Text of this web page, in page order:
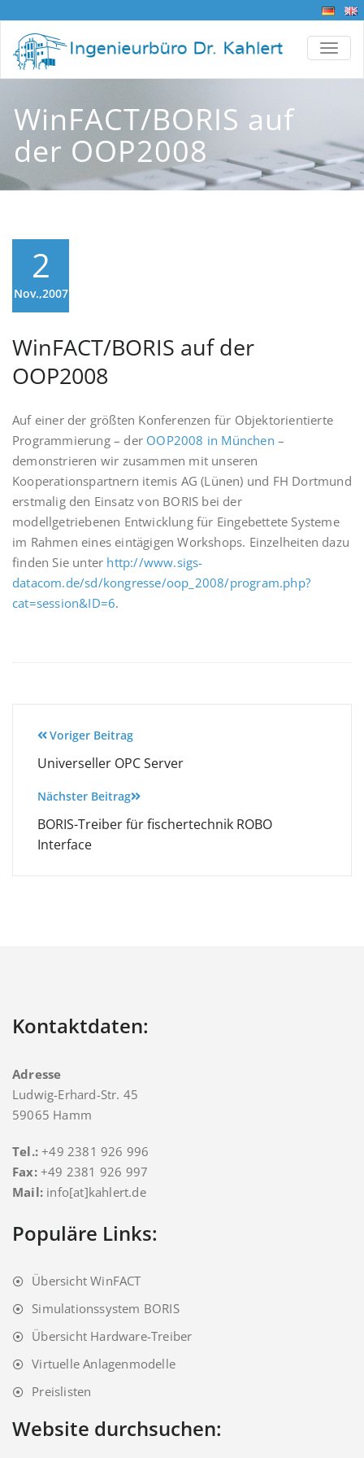
WinFACT/BORIS auf
der OOP2008
2
Nov.,2007
WinFACT/BORIS auf der
OOP2008
Auf einer der größten Konferenzen für Objektorientierte
Programmierung – der OOP2008 in München –
demonstrieren wir zusammen mit unseren
Kooperationspartnern itemis AG (Lünen) und FH Dortmund
erstmalig den Einsatz von BORIS bei der
modellgetriebenen Entwicklung für Eingebettete Systeme
im Rahmen eines eintägigen Workshops. Einzelheiten dazu
finden Sie unter http://www.sigs-
datacom.de/sd/kongresse/oop_2008/program.php?
cat=session&ID=6.
Beitragsnavigation
Voriger Beitrag
Universeller OPC Server
Nächster Beitrag
BORIS-Treiber für fischertechnik ROBO
Interface
Kontaktdaten:
Adresse
Ludwig-Erhard-Str. 45
59065 Hamm
Tel.:+49 2381 926 996
Fax: +49 2381 926 997
Mail: info[at]kahlert.de
Populäre Links:
Übersicht WinFACT
Simulationssystem BORIS
Übersicht Hardware-Treiber
Virtuelle Anlagenmodelle
Preislisten
Website durchsuchen: